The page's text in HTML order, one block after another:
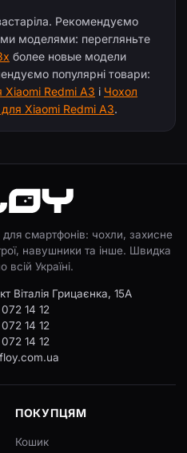
Рекомендуємо
моделями: перегляньте
более новые модели
популярні товари:
Xiaomi Redmi A3 і Чохол
Xiaomi Redmi A3.
смартфонів: чохли, захисне
навушники та інше. Швидка
всій Україні.
Віталія Грицаєнка, 15А
14 12
14 12
14 12
ПОКУПЦЯМ
Кошик